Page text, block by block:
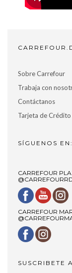
Sobre Carrefour
Trabaja con
Contáctanos
Tarjeta de
SÍGUENOS EN:
CARREFOUR
CARREFOUR
SUSCRIBETE